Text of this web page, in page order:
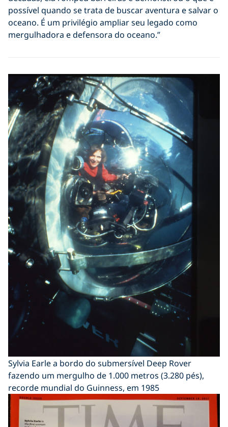
possível quando se trata de buscar aventura e salvar o
oceano. É um privilégio ampliar seu legado como
mergulhadora e defensora do oceano.”
Sylvia Earle a bordo do submersível Deep Rover
fazendo um mergulho de 1.000 metros (3.280 pés),
recorde mundial do Guinness, em 1985